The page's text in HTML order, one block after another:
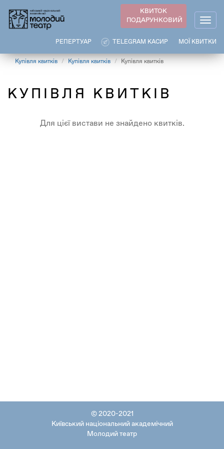
основного
КВИТОК
ПОДАРУНКОВИЙ
МОЇ КВИТКИ
TELEGRAM КАСИР
РЕПЕРТУАР
Купівля квитків Купівля квитків Купівля квитків
КУПІВЛЯ КВИТКІВ
Для цієї вистави не знайдено квитків.
© 2020-2021
Київський національний академічний
Молодий театр